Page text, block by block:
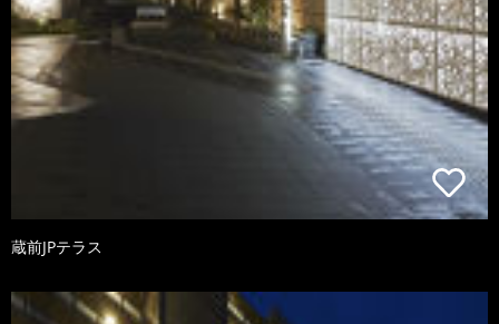
蔵前JPテラス